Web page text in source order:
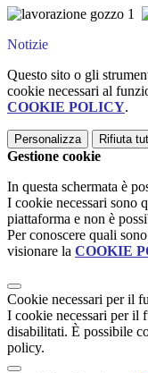
Notizie
Questo sito o gli
cookie necessari al
COOKIE POLICY.
Personalizza Rifiuta
Gestione cookie
In questa schermata è
I cookie necessari sono
piattaforma e non è
Per conoscere quali
visionare la COOKIE
Cookie necessari per il
I cookie necessari per il
disabilitati. È possibile
policy.